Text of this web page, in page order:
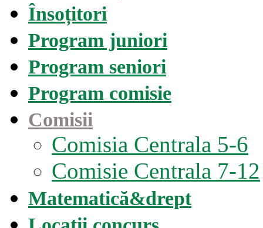
Însoțitori
Program juniori
Program seniori
Program comisie
Comisii
Comisia Centrala 5-6
Comisie Centrala 7-12
Matematică&drept